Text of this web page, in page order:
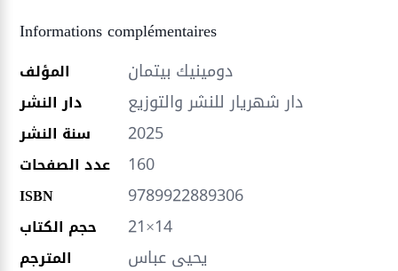
Informations complémentaires
المؤلف دومينيك بيتمان
دار النشر دار شهريار للنشر والتوزيع
سنة النشر 2025
عدد الصفحات 160
ISBN 9789922889306
حجم الكتاب 21×14
المترجم يحيى عباس